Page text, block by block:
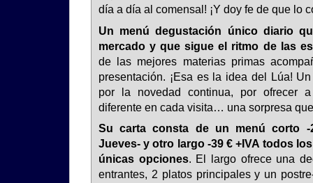
día a día al comensal! ¡Y doy fe de que lo
Un menú degustación único diario
mercado y que sigue el ritmo de las
de las mejores materias primas
presentación. ¡Esa es la idea del Lúa!
por la novedad continua, por ofrecer
diferente en cada visita… una sorpresa
Su carta consta de un menú corto
Jueves- y otro largo -39 € +IVA todos
únicas opciones. El largo ofrece una
entrantes, 2 platos principales y un